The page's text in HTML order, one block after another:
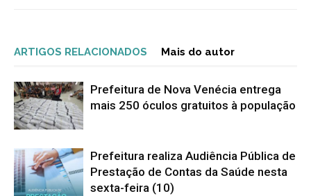
ARTIGOS RELACIONADOS Mais do autor
Prefeitura de Nova Venécia entrega
mais 250 óculos gratuitos à população
Prefeitura realiza Audiência Pública de
Prestação de Contas da Saúde nesta
sexta-feira (10)